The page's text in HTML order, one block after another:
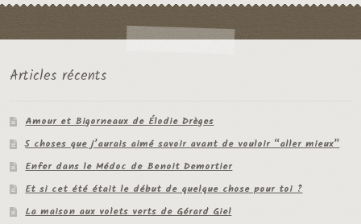
Articles récents
Amour et Bigorneaux de Élodie Drèges
5 choses que j’aurais aimé savoir avant de vouloir “aller mieux”
Enfer dans le Médoc de Benoit Demortier
Et si cet été était le début de quelque chose pour toi ?
La maison aux volets verts de Gérard Giel